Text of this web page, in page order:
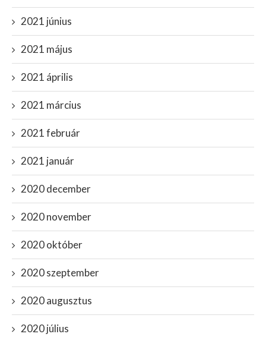
2021 június
2021 május
2021 április
2021 március
2021 február
2021 január
2020 december
2020 november
2020 október
2020 szeptember
2020 augusztus
2020 július